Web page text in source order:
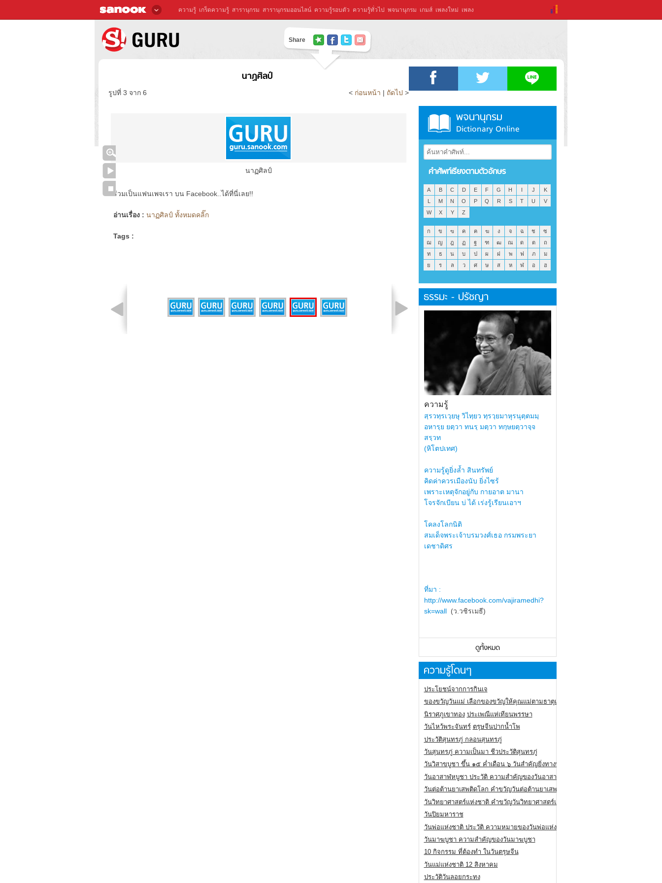
ความรู้ เกร็ดความรู้ สารานุกรม สารานุกรมออนไลน์ ความรู้รอบตัว ความรู้ทั่วไป พจนานุกรม เกมส์ เพลงใหม่ เพลง
Share
นาฏศิลป์
รูปที่ 3 จาก 6 < ก่อนหน้า | ถัดไป >
นาฏศิลป์
ร่วมเป็นแฟนเพจเรา บน Facebook..ได้ที่นี่เลย!!
อ่านเรื่อง : นาฏศิลป์ ทั้งหมดคลิ๊ก
Tags :
พจนานุกรม
Dictionary Online
คำศัพท์เรียงตามตัวอักษร
A B C D E F G H I J
K
L
M N O P Q R S T U
V
W
X Y Z
ก ข ฃ ค ฅ ฆ ง จ ฉ ช
ซ
ฌ
ญ ฎ ฏ ฐ ฑ ฒ ณ ด ต
ถ
ท
ธ น บ ป ผ ฝ พ ฟ ภ
ม
ย
ร ล ว ศ ษ ส ห ฬ อ ฮ
ธรรมะ - ปรัชญา
ความรู้
สฺรวทฺรเวฺยษุ วิไทฺยว ทฺรวฺยมาหุรนุตฺตมมฺ
อหารฺย ยตฺวา ทนรฺ มตฺวา ทกฺษยตฺวาจฺจ
สรฺวท
(หิโตปเทศ)
ความรู้ดูยิ่งล้ำ สินทรัพย์
คิดค่าควรเมืองนับ ยิ่งไซร้
เพราะเหตุจักอยู่กับ กายอาต มานา
โจรจักเบียน บ่ ได้ เร่งรู้เรียนเอาฯ
โคลงโลกนิติ
สมเด็จพระเจ้าบรมวงศ์เธอ กรมพระยา
เดชาดิศร
ที่มา :
http://www.facebook.com/vajiramedhi?
sk=wall(ว.วชิรเมธี)
ดูทั้งหมด
ความรู้โดนๆ
ประโยชน์จากการกินเจ
ของขวัญวันแม่ เลือกของขวัญให้คุณแม่ตามธาตุเกิด
นิราศภูเขาทอง ประเพณีแห่เทียนพรรษา
วันไหว้พระจันทร์ ตรุษจีนปากน้ำโพ
ประวัติสุนทรภู่ กลอนสุนทรภู่
วันสุนทรภู่ ความเป็นมา ชีวประวัติสุนทรภู่
วันวิสาขบูชา ขึ้น ๑๕ ค่ำเดือน ๖ วันสำคัญยิ่งทางพระพุทธศาสนา
วันอาสาฬหบูชา ประวัติ ความสําคัญของวันอาสาฬหบูชา
วันต่อต้านยาเสพติดโลก คำขวัญวันต่อต้านยาเสพติดสากล
วันวิทยาศาสตร์แห่งชาติ คำขวัญวันวิทยาศาสตร์แห่งชาติ
วันปิยมหาราช
วันพ่อแห่งชาติ ประวัติ ความหมายของวันพ่อแห่งชาติ
วันมาฆบูชา ความสำคัญของวันมาฆบูชา
10 กิจกรรม ที่ต้องทำ ในวันตรุษจีน
วันแม่แห่งชาติ 12 สิงหาคม
ประวัติวันลอยกระทง